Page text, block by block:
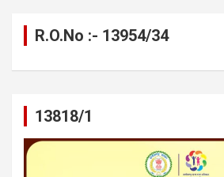
R.O.No :- 13954/34
13818/1